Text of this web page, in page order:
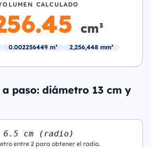
CALCULADO
cm³
0.002256449 m³ 2,256,448 mm³
paso: diámetro 13 cm y
6.5 cm (radio)
entre 2 para obtener el radio.